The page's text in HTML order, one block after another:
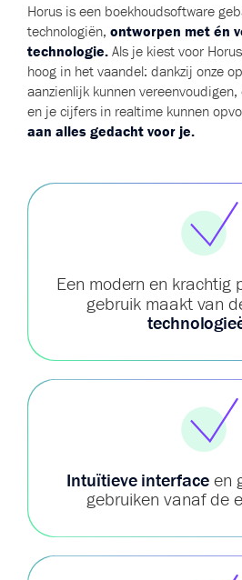
Horus is een boekhoudsoftware
technologiën, ontworpen met én
technologie. Als je kiest voor
hoog in het vaandel: dankzij onze
aanzienlijk kunnen
en je cijfers in realtime kunnen
aan alles gedacht voor je.
Een modern en krachtig
gebruik maakt van
Intuïtieve interface en
gebruiken vanaf de